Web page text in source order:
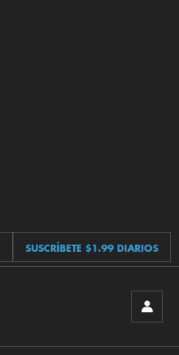
SUSCRÍBETE $1.99 DIARIOS